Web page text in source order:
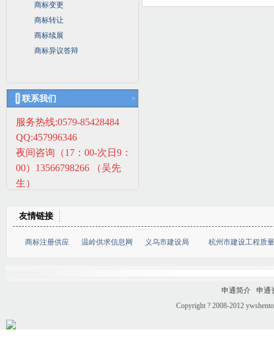
商标变更
商标转让
商标续展
商标异议答辩
联系我们
服务热线:0579-85428484
QQ:457996346
夜间咨询（17：00-次日9：
00）13566798266 （吴先
生）
友情链接
商标注册供应 温岭供求信息网 义乌市建设局 杭州市建设工程质
申通简介
申通
Copyright ? 2008-2012